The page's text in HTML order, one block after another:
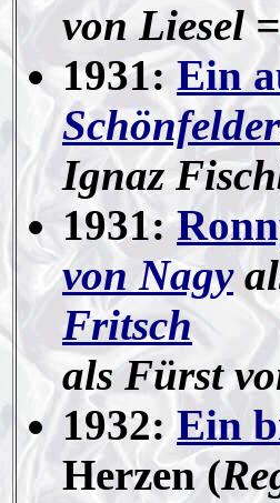
von Liesel
1931:Ein
Schönfelder
Ignaz
1931:
von Nagy
Fritsch
als Fürst
1932: Ein
Herzen (